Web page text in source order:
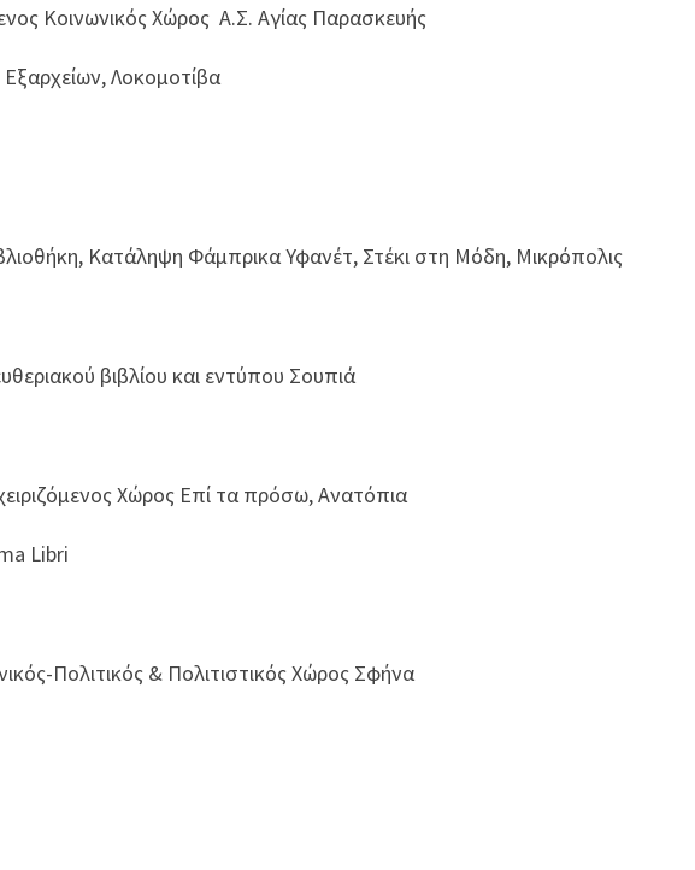
Κοινωνικός Χώρος Α.Σ. Αγίας Παρασκευής
Λοκομοτίβα
Κατάληψη Φάμπρικα Υφανέτ, Στέκι στη Μόδη, Μικρόπολις
βιβλίου και εντύπου Σουπιά
Χώρος Επί τα πρόσω, Ανατόπια
Libri
Πολιτικός & Πολιτιστικός Χώρος Σφήνα